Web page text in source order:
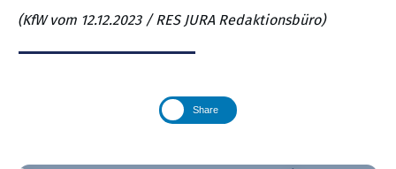
(KfW vom 12.12.2023 / RES JURA Redaktionsbüro)
Share